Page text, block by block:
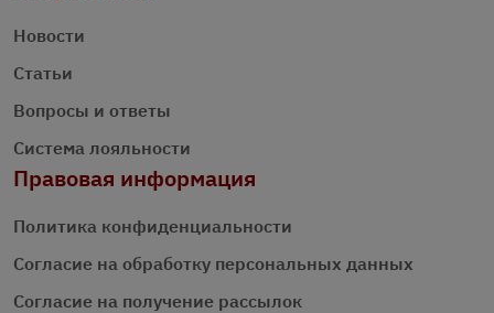
Новости
Статьи
Вопросы и ответы
Система лояльности
Правовая информация
Политика конфиденциальности
Согласие на обработку персональных данных
Согласие на получение рассылок